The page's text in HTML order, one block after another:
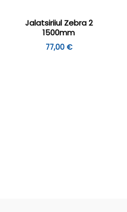
Jalatsiriiul Zebra 2
1500mm
77,00 €